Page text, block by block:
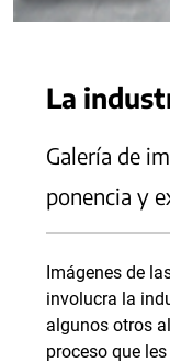
La
Galería de
ponencia y
Imágenes de
involucra la
algunos otros
proceso que